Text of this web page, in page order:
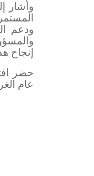
وأشار
ودعم
إنجاح
حضر
عام